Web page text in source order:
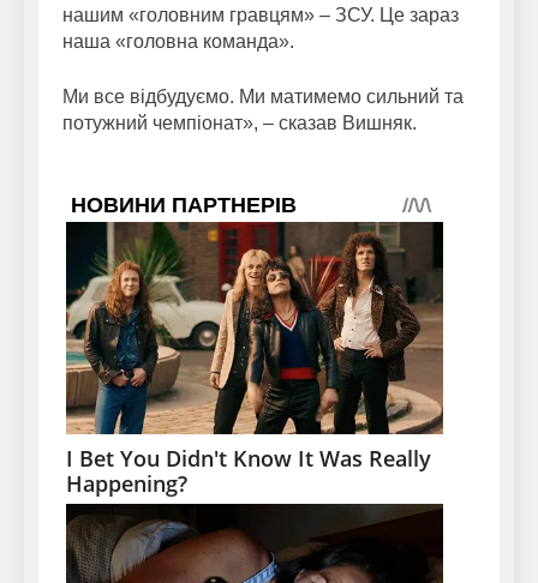
нашим «головним гравцям» – ЗСУ. Це зараз
наша «головна команда».
Ми все відбудуємо. Ми матимемо сильний та
потужний чемпіонат», – сказав Вишняк.